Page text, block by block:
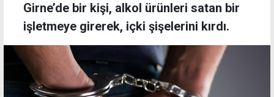
Girne’de bir kişi, alkol ürünleri satan bir
işletmeye girerek, içki şişelerini kırdı.